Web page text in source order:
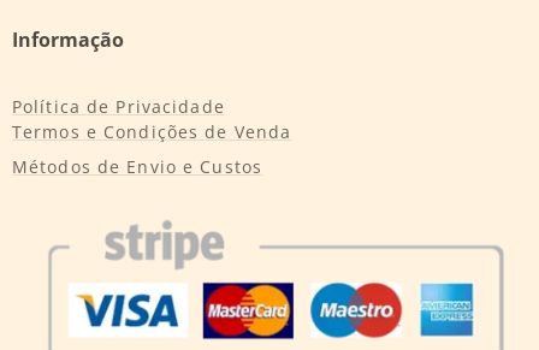
Informação
Política de Privacidade
Termos e Condições de Venda
Métodos de Envio e Custos